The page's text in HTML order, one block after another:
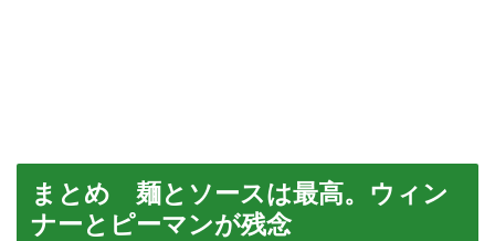
まとめ 麺とソースは最高。ウィン
ナーとピーマンが残念